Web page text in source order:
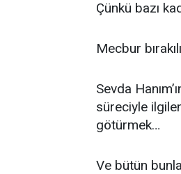
Çünkü bazı
Mecbur
Sevda
süreciyle
götürmek…
Ve bütün